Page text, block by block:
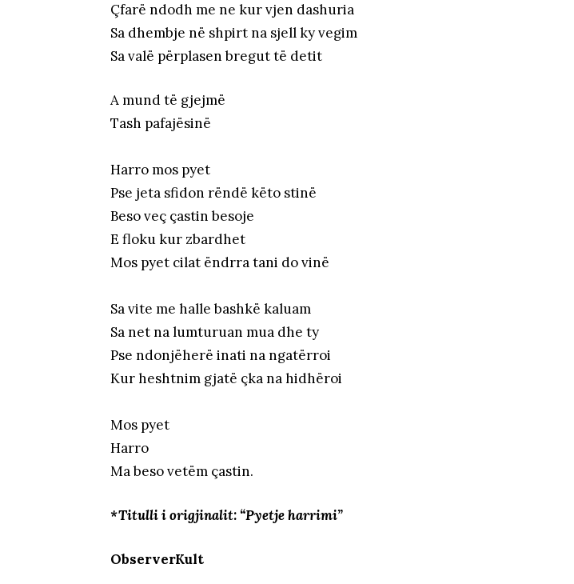
Çfarë ndodh me ne kur vjen dashuria
Sa dhembje në shpirt na sjell ky vegim
Sa valë përplasen bregut të detit
A mund të gjejmë
Tash pafajësinë
Harro mos pyet
Pse jeta sfidon rëndë këto stinë
Beso veç çastin besoje
E floku kur zbardhet
Mos pyet cilat ëndrra tani do vinë
Sa vite me halle bashkë kaluam
Sa net na lumturuan mua dhe ty
Pse ndonjëherë inati na ngatërroi
Kur heshtnim gjatë çka na hidhëroi
Mos pyet
Harro
Ma beso vetëm çastin.
*Titulli i origjinalit: “Pyetje harrimi”
ObserverKult